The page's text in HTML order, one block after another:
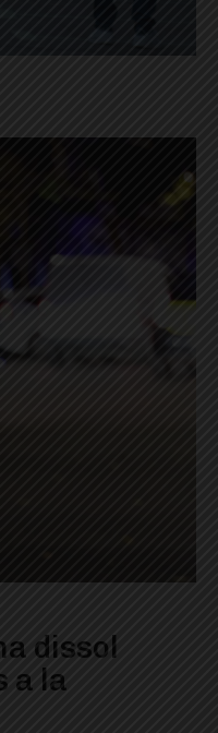
dissol
a la